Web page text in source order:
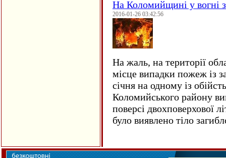
На Коломийщині у вогні
2016-01-26 03:42:56
На жаль, на території
місце випадки пожеж із
січня на одному із
Коломийського району
поверсі двохповерхової
було виявлено тіло